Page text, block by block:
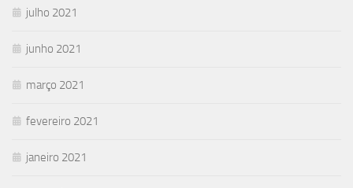
julho 2021
junho 2021
março 2021
fevereiro 2021
janeiro 2021